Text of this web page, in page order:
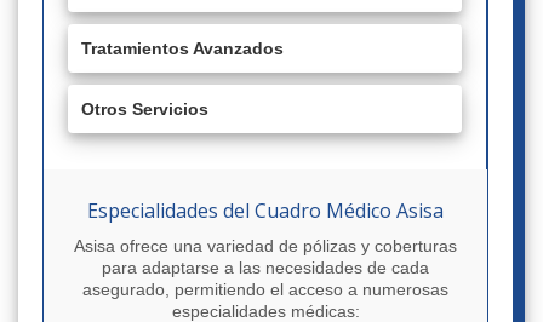
Tratamientos Avanzados
Otros Servicios
Especialidades del Cuadro Médico Asisa
Asisa ofrece una variedad de pólizas y coberturas
para adaptarse a las necesidades de cada
asegurado, permitiendo el acceso a numerosas
especialidades médicas: